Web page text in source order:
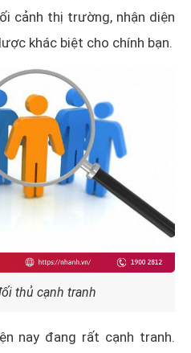
cảnh thị trường, nhận diện
khác biệt cho chính bạn.
thủ cạnh tranh
nay đang rất cạnh tranh.